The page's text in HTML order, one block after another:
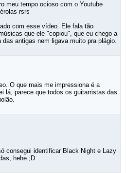
meu tempo ocioso com o Youtube
rsrs
com esse vídeo. Ele fala tão
que ele "copiou", que eu chego a
das antigas nem ligava muito pra plágio.
O que mais me impressiona é a
lá, parece que todos os guitarristas das
consegui identificar Black Night e Lazy
hehe ;D